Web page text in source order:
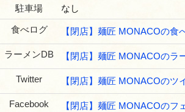
駐車場 なし
食べログ 【閉店】麺匠 MONACOの食
ラーメンDB 【閉店】麺匠 MONACOのラ
Twitter 【閉店】麺匠 MONACOのツ
Facebook 【閉店】麺匠 MONACOのフ